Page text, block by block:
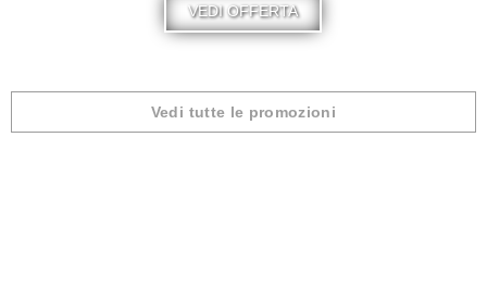
VEDI OFFERTA
Vedi tutte le promozioni